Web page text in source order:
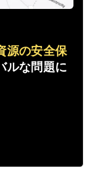
源の安全保
ルな問題に